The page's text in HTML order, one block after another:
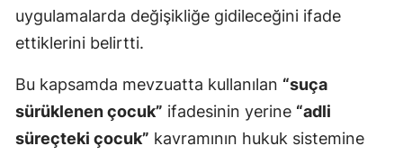
uygulamalarda değişikliğe gidileceğini ifade
ettiklerini belirtti.
Bu kapsamda mevzuatta kullanılan “suça
sürüklenen çocuk” ifadesinin yerine “adli
süreçteki çocuk” kavramının hukuk sistemine